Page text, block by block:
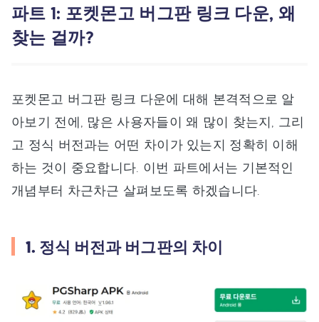
파트 1: 포켓몬고 버그판 링크 다운, 왜
찾는 걸까?
포켓몬고 버그판 링크 다운에 대해 본격적으로 알
아보기 전에, 많은 사용자들이 왜 많이 찾는지, 그리
고 정식 버전과는 어떤 차이가 있는지 정확히 이해
하는 것이 중요합니다. 이번 파트에서는 기본적인
개념부터 차근차근 살펴보도록 하겠습니다.
1. 정식 버전과 버그판의 차이